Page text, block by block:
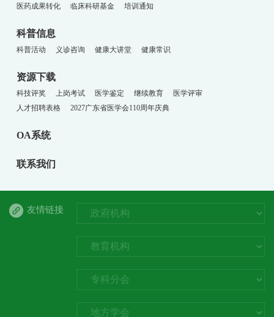
医药成果转化 临床科研基金 培训通知
科普信息
科普活动 义诊咨询 健康大讲堂 健康常识
资源下载
科技评奖 上岗考试 医学鉴定 继续教育
医学评审
人才招聘表格
2027广东省医学会110周年庆典
OA系统
联系我们
友情链接